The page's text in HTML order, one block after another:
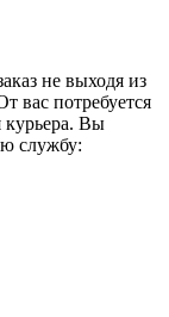
не выходя из
вас потребуется
курьера. Вы
службу: